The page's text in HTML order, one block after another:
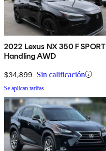
2022 Lexus NX 350 F SPORT
Handling AWD
$34,899 Sin calificación
Se aplican tarifas